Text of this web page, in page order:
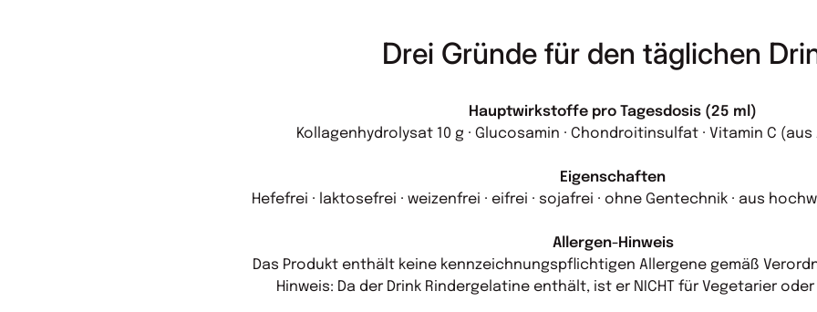
Drei Gründe für den täglichen
Hauptwirkstoffe pro Tagesdosis (25 ml)
Kollagenhydrolysat 10 g · Glucosamin · Chondroitinsulfat · Vitamin C
Eigenschaften
Hefefrei · laktosefrei · weizenfrei · eifrei · sojafrei · ohne Gentechnik · aus
Allergen-Hinweis
Das Produkt enthält keine kennzeichnungspflichtigen Allergene gemäß
Hinweis: Da der Drink Rindergelatine enthält, ist er NICHT für Vegetarier